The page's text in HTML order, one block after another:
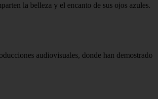
la belleza y el encanto de sus ojos azules.
audiovisuales, donde han demostrado